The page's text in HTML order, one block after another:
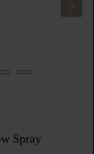
Spray